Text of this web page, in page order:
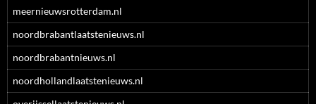
meernieuwsrotterdam.nl
noordbrabantlaatstenieuws.nl
noordbrabantnieuws.nl
noordhollandlaatstenieuws.nl